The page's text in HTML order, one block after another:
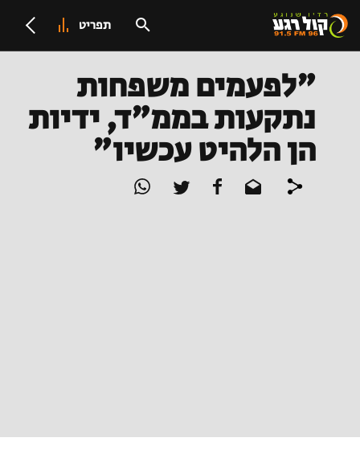
תפריט
"לפעמים משפחות
נתקעות בממ"ד, ידיות
הן הלהיט עכשיו"